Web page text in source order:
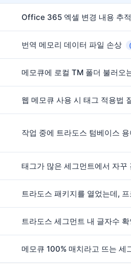
Office 365 엑셀 변경 내용 추적
번역 메모리 데이터 파일 손상
메모큐에 로컬 TM 폴더 불러오
웹 메모큐 사용 시 태그 적용법
작업 중에 트라도스 텀베이스
태그가 많은 세그먼트에서 자꾸
트라도스 패키지를 열었는데,
트라도스 세그먼트 내 글자수 확
메모큐 100% 매치라고 뜨는 세